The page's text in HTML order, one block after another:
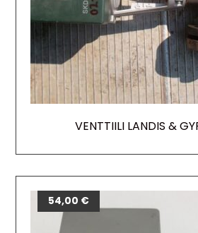
VENTTIILI LANDIS &
54,00 €